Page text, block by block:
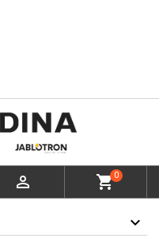
 shopping_cart0